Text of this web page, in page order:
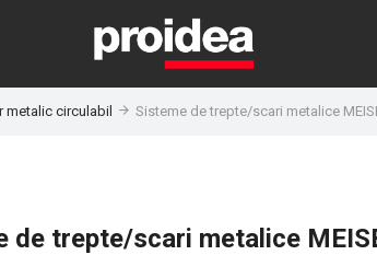
metalic circulabil Sisteme de trepte/scari metalice
de trepte/scari metalice